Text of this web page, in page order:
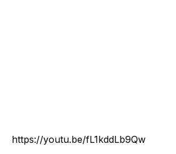
https://youtu.be/fL1kddLb9Qw